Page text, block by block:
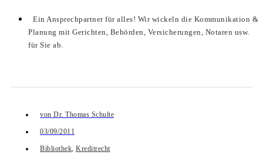
Ein Ansprechpartner für alles! Wir wickeln die Kommunikation &
Planung mit Gerichten, Behörden, Versicherungen, Notaren usw.
für Sie ab.
von Dr. Thomas Schulte
03/09/2011
Bibliothek, Kreditrecht